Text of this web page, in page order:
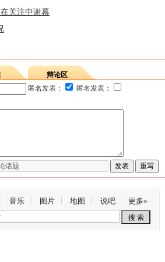
关注中谢幕
辩论区
匿名发表：
匿名发表：
音乐 图片 地图 说吧 更多»